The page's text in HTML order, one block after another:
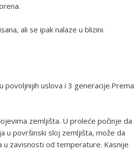
ali se ipak nalaze u blizini.
povoljnijih uslova i 3 generacije.Prema
zemljišta. U proleće počinje da
u površinski sloj zemljišta, može da
u zavisnosti od temperature. Kasnije